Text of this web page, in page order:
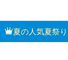
夏の人気夏祭